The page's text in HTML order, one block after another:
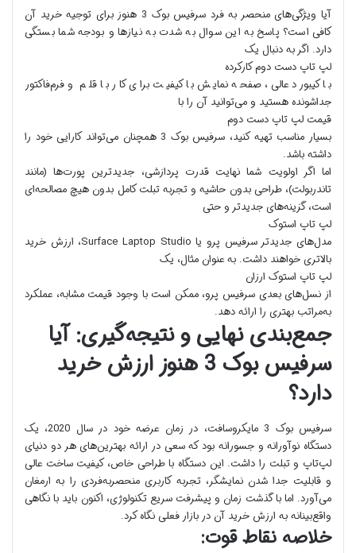
آیا ویژگی‌های منحصر به فرد سرفیس بوک 3 هنوز برای توجیه خرید آن
کافی است؟ پاسخ به این سوال به شدت به نیازها و بودجه شما بستگی
دارد. اگر به دنبال یک
لپ تاپ دست دوم کارکرده
با کیبورد عالی، صفحه نمایش با کیفیت برای کار با قلم و فرم‌فاکتور
جداشونده هستید و می‌توانید آن را با
قیمت لپ تاپ دست دوم
بسیار مناسب تهیه کنید، سرفیس بوک 3 همچنان می‌تواند کارایی خود را
داشته باشد.
اما اگر اولویت شما نهایت قدرت پردازشی، جدیدترین پورت‌ها (مانند
تاندربولت)، طراحی بدون حاشیه و تجربه تبلت کامل بدون هیچ مصالحه‌ای
است، گزینه‌های جدیدتر و حتی
لپ تاپ استوک
مدل‌های جدیدتر سرفیس پرو یا Surface Laptop Studio، ارزش خرید
بالاتری خواهند داشت. به عنوان مثال، یک
لپ تاپ استوک ارزان
از نسل‌های بعدی سرفیس پرو، ممکن است با وجود قیمت مشابه، عملکرد
به‌مراتب بهتری را ارائه دهد.
جمع‌بندی نهایی و نتیجه‌گیری: آیا
سرفیس بوک 3 هنوز ارزش خرید
دارد؟
سرفیس بوک 3 مایکروسافت، در زمان عرضه خود در سال 2020، یک
دستگاه نوآورانه و جسورانه بود که سعی در ارائه بهترین‌های هر دو دنیای
لپ‌تاپ و تبلت را داشت. این دستگاه با طراحی خاص، کیفیت ساخت عالی
و قابلیت جدا شدن نمایشگر، تجربه کاربری منحصربه‌فردی را به ارمغان
می‌آورد. اما با گذشت زمان و پیشرفت سریع تکنولوژی، اکنون باید با نگاهی
واقع‌بینانه به ارزش خرید آن در بازار فعلی نگاه کرد.
خلاصه نقاط قوت: